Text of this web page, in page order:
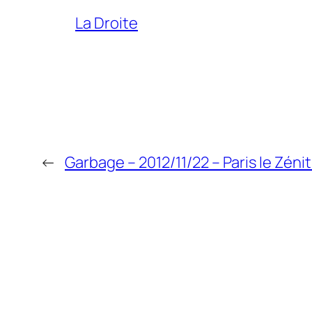
La Droite
← Garbage – 2012/11/22 – Paris le